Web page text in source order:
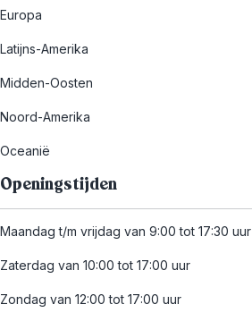
Europa
Latijns-Amerika
Midden-Oosten
Noord-Amerika
Oceanië
Openingstijden
Maandag t/m vrijdag van 9:00 tot 17:30 uur
Zaterdag van 10:00 tot 17:00 uur
Zondag van 12:00 tot 17:00 uur